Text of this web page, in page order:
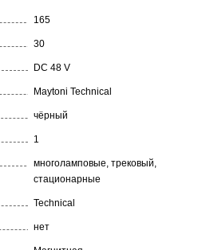
165
30
DC 48 V
Maytoni Technical
чёрный
1
многоламповые, трековый,
стационарные
Technical
нет